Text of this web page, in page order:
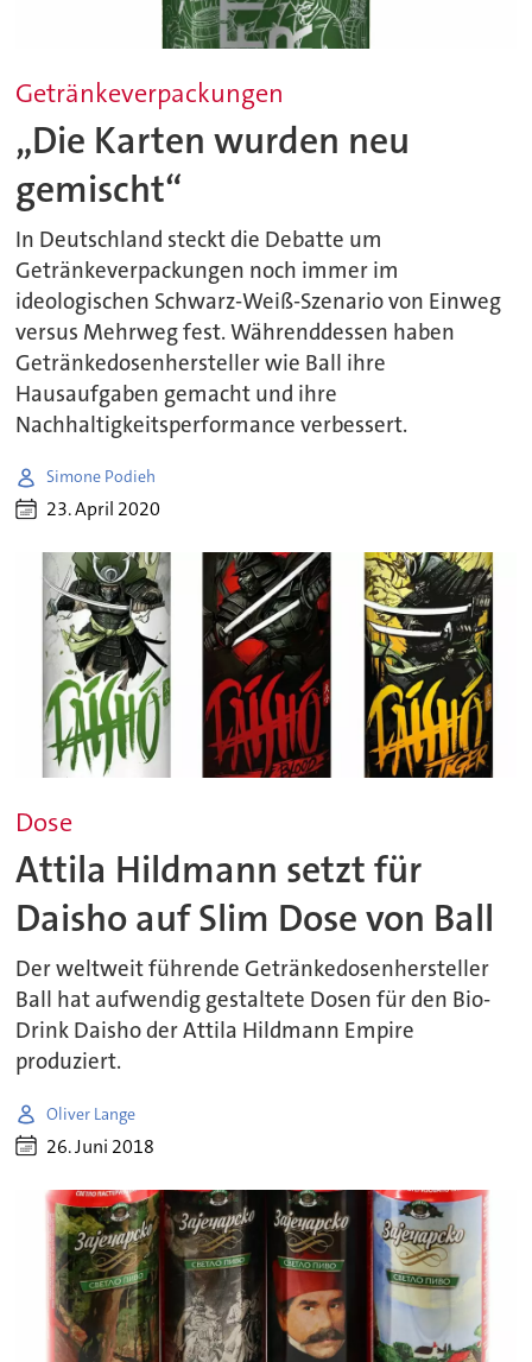
Getränkeverpackungen
„Die Karten wurden neu
gemischt“
In Deutschland steckt die Debatte um
Getränkeverpackungen noch immer im
ideologischen Schwarz-Weiß-Szenario von Einweg
versus Mehrweg fest. Währenddessen haben
Getränkedosenhersteller wie Ball ihre
Hausaufgaben gemacht und ihre
Nachhaltigkeitsperformance verbessert.
Simone Podieh
23. April 2020
Dose
Attila Hildmann setzt für
Daisho auf Slim Dose von Ball
Der weltweit führende Getränkedosenhersteller
Ball hat aufwendig gestaltete Dosen für den Bio-
Drink Daisho der Attila Hildmann Empire
produziert.
Oliver Lange
26. Juni 2018